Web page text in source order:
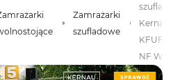
Zamrażarki
szufladowe
Kernau
KFUF
NF W R